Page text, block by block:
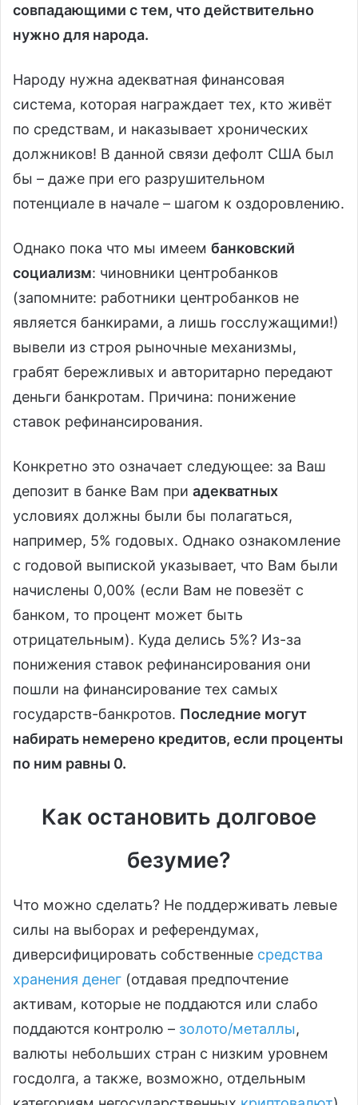
совпадающими с тем, что действительно
нужно для народа.
Народу нужна адекватная финансовая
система, которая награждает тех, кто живёт
по средствам, и наказывает хронических
должников! В данной связи дефолт США был
бы – даже при его разрушительном
потенциале в начале – шагом к оздоровлению.
Однако пока что мы имеем банковский
социализм: чиновники центробанков
(запомните: работники центробанков не
является банкирами, а лишь госслужащими!)
вывели из строя рыночные механизмы,
грабят бережливых и авторитарно передают
деньги банкротам. Причина: понижение
ставок рефинансирования.
Конкретно это означает следующее: за Ваш
депозит в банке Вам при адекватных
условиях должны были бы полагаться,
например, 5% годовых. Однако ознакомление
с годовой выпиской указывает, что Вам были
начислены 0,00% (если Вам не повезёт с
банком, то процент может быть
отрицательным). Куда делись 5%? Из-за
понижения ставок рефинансирования они
пошли на финансирование тех самых
государств-банкротов. Последние могут
набирать немерено кредитов, если проценты
по ним равны 0.
Как остановить долговое
безумие?
Что можно сделать? Не поддерживать левые
силы на выборах и референдумах,
диверсифицировать собственные средства
хранения денег (отдавая предпочтение
активам, которые не поддаются или слабо
поддаются контролю – золото/металлы,
валюты небольших стран с низким уровнем
госдолга, а также, возможно, отдельным